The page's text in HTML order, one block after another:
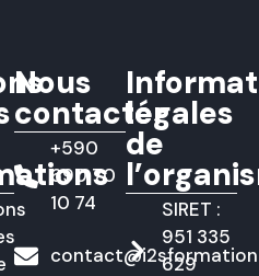
Nous
contacter
+590
690 70
10 74
légales
de
SIRET :
951 335
629